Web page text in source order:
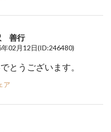
善行
年02月12日(ID:246480)
とうございます。
ア